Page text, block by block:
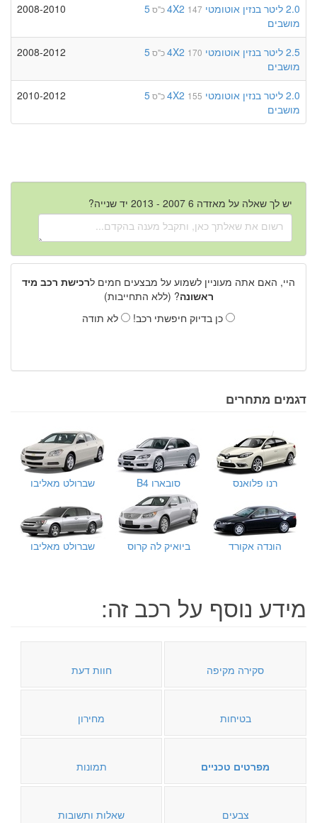
2.0 ליטר בנזין אוטומטי 4X2 147 כ"ס
5
מושבים
2008-2010
2.5 ליטר בנזין אוטומטי 4X2 170 כ"ס
5
מושבים
2008-2012
2.0 ליטר בנזין אוטומטי 4X2 155 כ"ס
5
מושבים
2010-2012
יש לך שאלה על מאזדה 6 2007 - 2013 יד שנייה?
היי, האם אתה מעוניין לשמוע על מבצעים חמים לרכישת רכב מיד
ראשונה? (ללא התחייבות)
כן בדיוק חיפשתי רכב!
לא תודה
דגמים מתחרים
רנו פלואנס סובארו B4 שברולט מאליבו
הונדה אקורד ביואיק לה קרוס שברולט מאליבו
מידע נוסף על רכב זה:
סקירה מקיפה חוות דעת
בטיחות מחירון
מפרטים טכניים תמונות
צבעים שאלות ותשובות